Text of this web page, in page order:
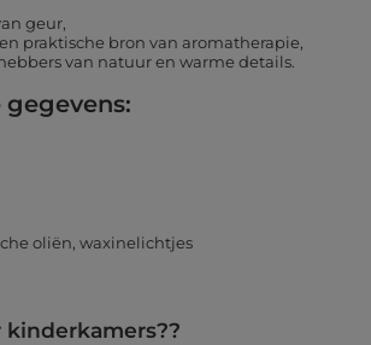
geur,
praktische bron van aromatherapie,
van natuur en warme details.
oliën, waxinelichtjes
kinderkamers??